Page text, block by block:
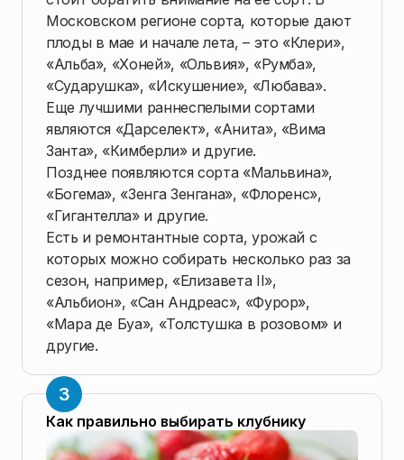
Московском регионе сорта, которые дают
плоды в мае и начале лета, – это «Клери»,
«Альба», «Хоней», «Ольвия», «Румба»,
«Сударушка», «Искушение», «Любава».
Еще лучшими раннеспелыми сортами
являются «Дарселект», «Анита», «Вима
Занта», «Кимберли» и другие.
Позднее появляются сорта «Мальвина»,
«Богема», «Зенга Зенгана», «Флоренс»,
«Гигантелла» и другие.
Есть и ремонтантные сорта, урожай с
которых можно собирать несколько раз за
сезон, например, «Елизавета II»,
«Альбион», «Сан Андреас», «Фурор»,
«Мара де Буа», «Толстушка в розовом» и
другие.
Как правильно выбирать клубнику